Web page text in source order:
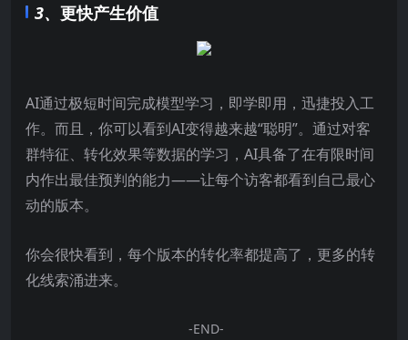
3、 更快产生价值
AI通过极短时间完成模型学习，即学即用，迅捷投入工
作。而且，你可以看到AI变得越来越“聪明”。通过对客
群特征、转化效果等数据的学习，AI具备了在有限时间
内作出最佳预判的能力——让每个访客都看到自己最心
动的版本。
你会很快看到，每个版本的转化率都提高了，更多的转
化线索涌进来。
-END-